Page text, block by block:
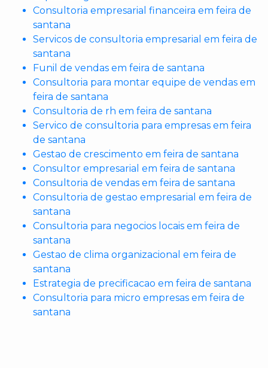
Consultoria empresarial financeira em feira de
santana
Servicos de consultoria empresarial em feira de
santana
Funil de vendas em feira de santana
Consultoria para montar equipe de vendas em
feira de santana
Consultoria de rh em feira de santana
Servico de consultoria para empresas em feira
de santana
Gestao de crescimento em feira de santana
Consultor empresarial em feira de santana
Consultoria de vendas em feira de santana
Consultoria de gestao empresarial em feira de
santana
Consultoria para negocios locais em feira de
santana
Gestao de clima organizacional em feira de
santana
Estrategia de precificacao em feira de santana
Consultoria para micro empresas em feira de
santana